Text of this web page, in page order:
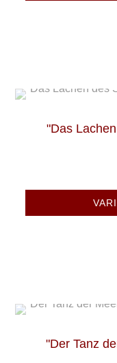
"Das
"Der Tanz